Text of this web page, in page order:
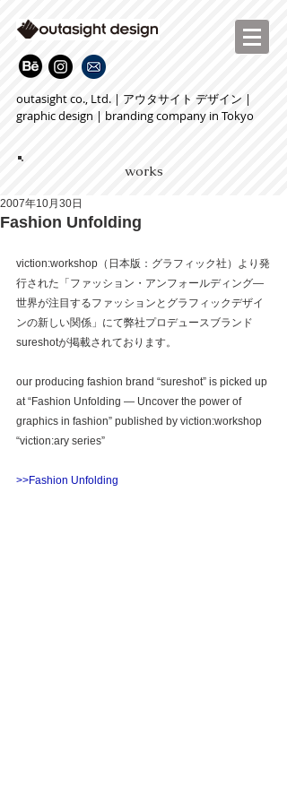
outasight co., Ltd. | アウタサイト デザイン |
graphic design | branding company in Tokyo
works
Fashion Unfolding
2007年10月30日
viction:workshop（日本版：グラフィック社）より発
行された「ファッション・アンフォールディング―
世界が注目するファッションとグラフィックデザイ
ンの新しい関係」にて弊社プロデュースブランド
sureshotが掲載されております。
our producing fashion brand “sureshot” is picked up
at “Fashion Unfolding — Uncover the power of
graphics in fashion” published by viction:workshop
“viction:ary series”
>>Fashion Unfolding